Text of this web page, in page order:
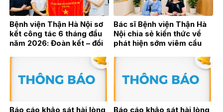
Bệnh viện Thận Hà Nội sơ
kết công tác 6 tháng đầu
năm 2026: Đoàn kết – đổi
triển bền vững
Bác sĩ Bệnh viện Thận Hà
Nội chia sẻ kiến thức về
phát hiện sớm viêm cầu
trực tiếp VOV2
Báo cáo khảo sát hài lòng Báo cáo khảo sát hài lòng